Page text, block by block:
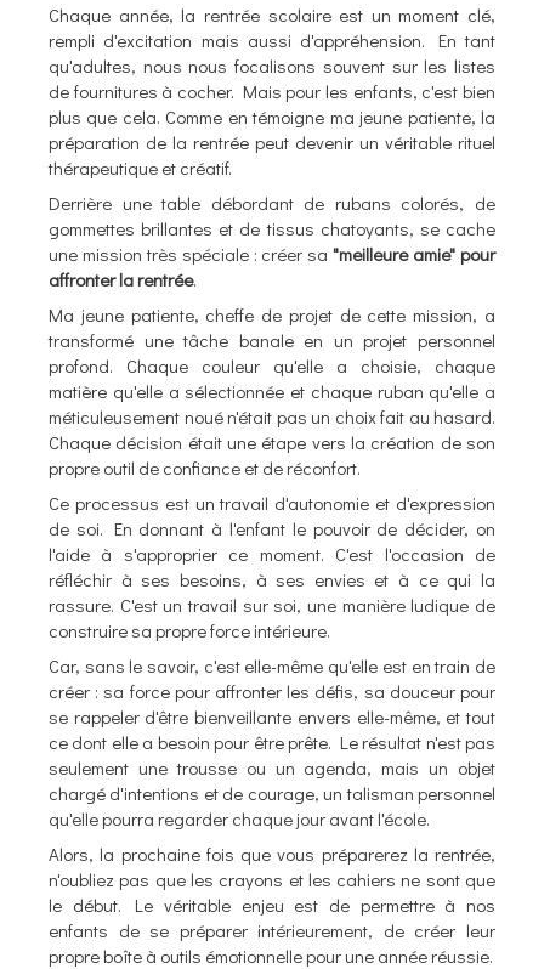
Chaque année, la rentrée scolaire est un moment clé,
rempli d'excitation mais aussi d'appréhension. En tant
qu'adultes, nous nous focalisons souvent sur les listes
de fournitures à cocher. Mais pour les enfants, c'est bien
plus que cela. Comme en témoigne ma jeune patiente, la
préparation de la rentrée peut devenir un véritable rituel
thérapeutique et créatif.
Derrière une table débordant de rubans colorés, de
gommettes brillantes et de tissus chatoyants, se cache
une mission très spéciale : créer sa "meilleure amie" pour
affronter la rentrée.
Ma jeune patiente, cheffe de projet de cette mission, a
transformé une tâche banale en un projet personnel
profond. Chaque couleur qu'elle a choisie, chaque
matière qu'elle a sélectionnée et chaque ruban qu'elle a
méticuleusement noué n'était pas un choix fait au hasard.
Chaque décision était une étape vers la création de son
propre outil de confiance et de réconfort.
Ce processus est un travail d'autonomie et d'expression
de soi. En donnant à l'enfant le pouvoir de décider, on
l'aide à s'approprier ce moment. C'est l'occasion de
réfléchir à ses besoins, à ses envies et à ce qui la
rassure. C'est un travail sur soi, une manière ludique de
construire sa propre force intérieure.
Car, sans le savoir, c'est elle-même qu'elle est en train de
créer : sa force pour affronter les défis, sa douceur pour
se rappeler d'être bienveillante envers elle-même, et tout
ce dont elle a besoin pour être prête. Le résultat n'est pas
seulement une trousse ou un agenda, mais un objet
chargé d'intentions et de courage, un talisman personnel
qu'elle pourra regarder chaque jour avant l'école.
Alors, la prochaine fois que vous préparerez la rentrée,
n'oubliez pas que les crayons et les cahiers ne sont que
le début. Le véritable enjeu est de permettre à nos
enfants de se préparer intérieurement, de créer leur
propre boîte à outils émotionnelle pour une année réussie.